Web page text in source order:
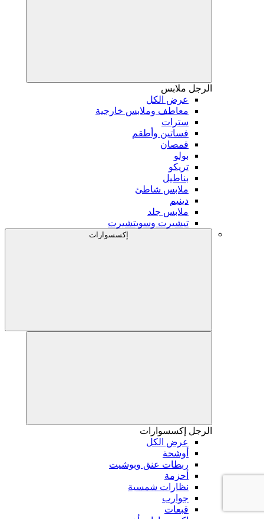
الرجل ملابس
عرض الكل
معاطف وملابس خارجية
سترات
فساتين وأطقم
قمصان
بولو
تريكو
بناطيل
ملابس شاطئ
دينيم
ملابس جلد
تيشيرت وسويتشيرت
إكسسوارات
الرجل إكسسوارات
عرض الكل
أوشحة
ربطات عنق وبوشيت
أحزمة
نظارات شمسية
جوارب
قبعات